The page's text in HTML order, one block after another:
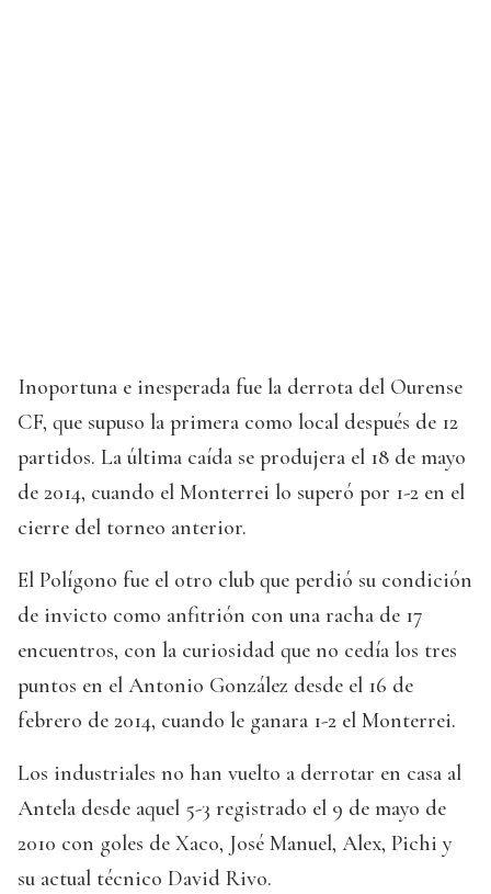
Inoportuna e inesperada fue la derrota del Ourense
CF, que supuso la primera como local después de 12
partidos. La última caída se produjera el 18 de mayo
de 2014, cuando el Monterrei lo superó por 1-2 en el
cierre del torneo anterior.
El Polígono fue el otro club que perdió su condición
de invicto como anfitrión con una racha de 17
encuentros, con la curiosidad que no cedía los tres
puntos en el Antonio González desde el 16 de
febrero de 2014, cuando le ganara 1-2 el Monterrei.
Los industriales no han vuelto a derrotar en casa al
Antela desde aquel 5-3 registrado el 9 de mayo de
2010 con goles de Xaco, José Manuel, Alex, Pichi y
su actual técnico David Rivo.